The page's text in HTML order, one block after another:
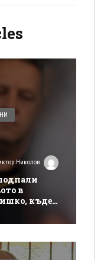
Николов
в
къде